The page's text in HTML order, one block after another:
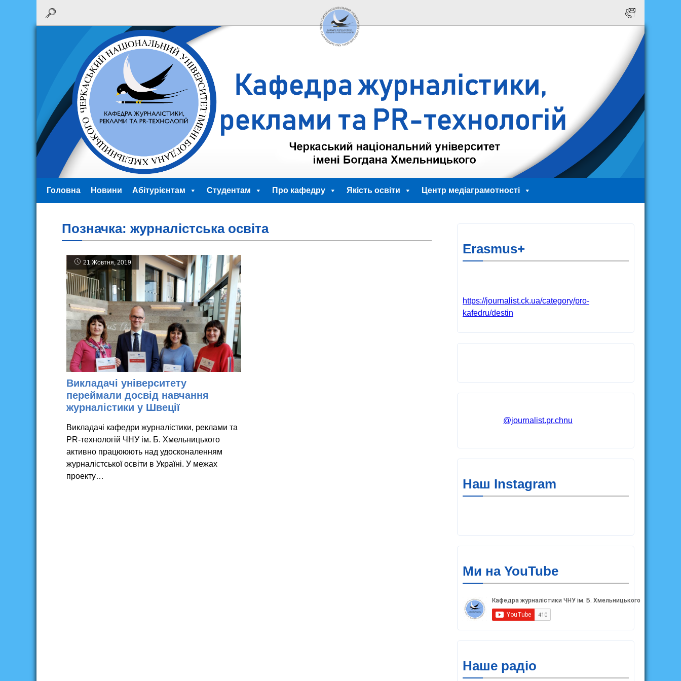
Головна Новини Абітурієнтам Студентам Про кафедру Якість освіти Центр медіаграмотності
Позначка: журналістська освіта
21 Жовтня, 2019
Викладачі університету
переймали досвід навчання
журналістики у Швеції
Викладачі кафедри журналістики, реклами та
PR-технологій ЧНУ ім. Б. Хмельницького
активно працююють над удосконаленням
журналістської освіти в Україні. У межах
проекту…
Erasmus+
https://journalist.ck.ua/category/pro-
kafedru/destin
@journalist.pr.chnu
Наш Instagram
Ми на YouTube
Наше радіо